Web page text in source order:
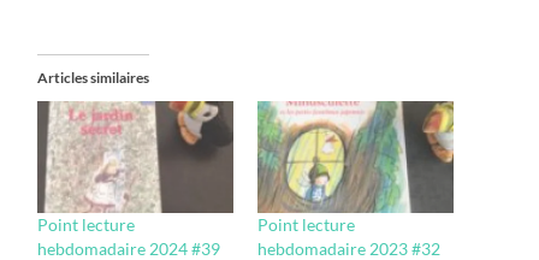
Articles similaires
Point lecture
hebdomadaire 2024 #39
Point lecture
hebdomadaire 2023 #32